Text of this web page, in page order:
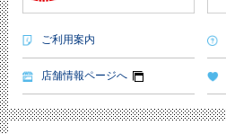
ご利用案内
店舗情報ページへ